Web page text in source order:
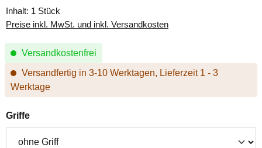
Inhalt: 1 Stück
Preise inkl. MwSt. und inkl. Versandkosten
Versandkostenfrei
Versandfertig in 3-10 Werktagen, Lieferzeit 1 - 3
Werktage
Griffeauswählen